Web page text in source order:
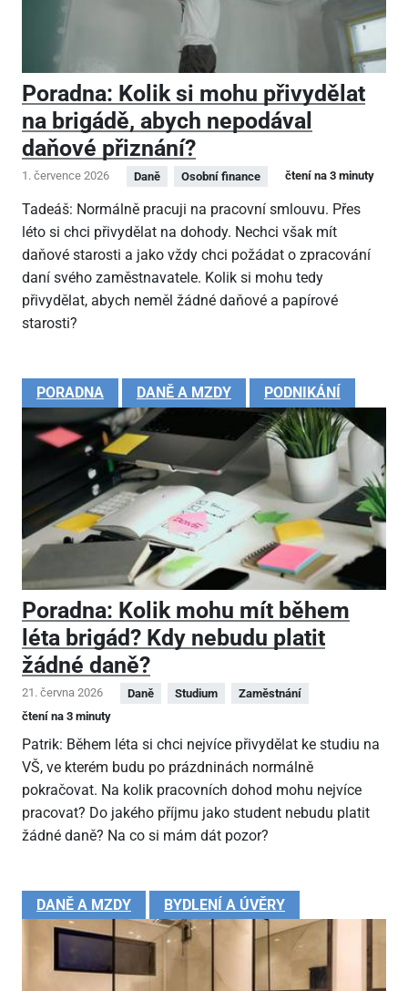
Poradna: Kolik si mohu přivydělat
na brigádě, abych nepodával
daňové přiznání?
1. července 2026 Daně Osobní finance čtení na 3 minuty
Tadeáš: Normálně pracuji na pracovní smlouvu. Přes
léto si chci přivydělat na dohody. Nechci však mít
daňové starosti a jako vždy chci požádat o zpracování
daní svého zaměstnavatele. Kolik si mohu tedy
přivydělat, abych neměl žádné daňové a papírové
starosti?
PORADNA DANĚ A MZDY PODNIKÁNÍ
Poradna: Kolik mohu mít během
léta brigád? Kdy nebudu platit
žádné daně?
21. června 2026 Daně Studium
Zaměstnání
čtení na 3 minuty
Patrik: Během léta si chci nejvíce přivydělat ke studiu na
VŠ, ve kterém budu po prázdninách normálně
pokračovat. Na kolik pracovních dohod mohu nejvíce
pracovat? Do jakého příjmu jako student nebudu platit
žádné daně? Na co si mám dát pozor?
DANĚ A MZDY BYDLENÍ A ÚVĚRY